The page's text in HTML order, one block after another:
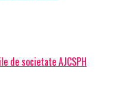
de societate AJCSPH